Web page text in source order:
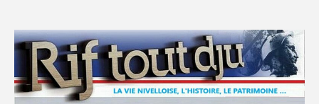
content